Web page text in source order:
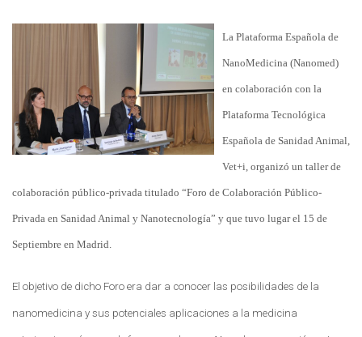
La Plataforma Española de
NanoMedicina (Nanomed)
en colaboración con la
Plataforma Tecnológica
Española de Sanidad Animal,
Vet+i, organizó un taller de
colaboración público-privada titulado “Foro de Colaboración Público-
Privada en Sanidad Animal y Nanotecnología” y que tuvo lugar el 15 de
Septiembre en Madrid.
El objetivo de dicho Foro era dar a conocer las posibilidades de la
nanomedicina y sus potenciales aplicaciones a la medicina